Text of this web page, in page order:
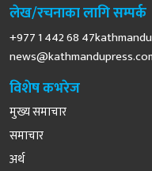
लेख/रचनाका लागि सम्पर्क
+977 1 442 68
विशेष कभरेज
मुख्य समाचार
समाचार
अर्थ